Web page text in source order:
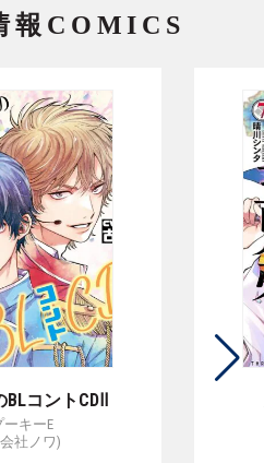
報 COMICS
祓の三兄弟 7巻
ゼノン編集部
(コアミックス)